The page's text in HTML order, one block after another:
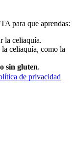
para que aprendas:
la celiaquía.
celiaquía, como la
sin gluten.
de privacidad